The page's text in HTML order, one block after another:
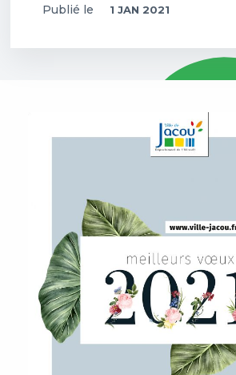
Publié le 1 JAN 2021